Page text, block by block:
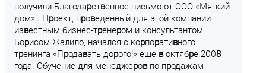
получили Благодарственное письмо от ООО «Мягкий
дом» . Проект, проведенный для этой компании
известным бизнес-тренером и консультантом
Борисом Жалило, начался с корпоративного
тренинга «Продавать дорого!» еще воктябре 2008
года. Обучение для менеджеровпо продажам